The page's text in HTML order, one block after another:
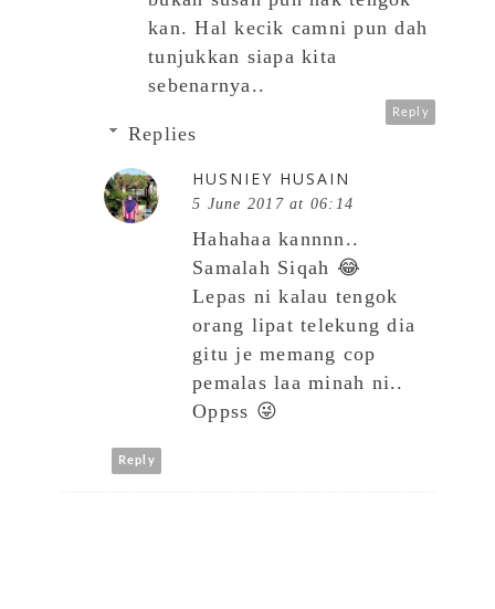
kan. Hal kecik camni pun dah
tunjukkan siapa kita
sebenarnya..
Reply
Replies
HUSNIEY HUSAIN
5 June 2017 at 06:14
Hahahaa kannnn..
Samalah Siqah 😂
Lepas ni kalau tengok
orang lipat telekung dia
gitu je memang cop
pemalas laa minah ni..
Oppss 😜
Reply